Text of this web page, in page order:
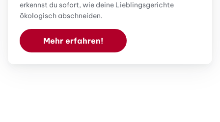
erkennst du sofort, wie deine Lieblingsgerichte
ökologisch abschneiden.
Mehr erfahren!